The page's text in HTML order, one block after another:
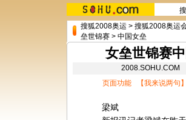
搜狐2008奥运 > 搜狐2008奥运
垒世锦赛 > 中国女垒
女垒世锦赛
页面功能 【我来说两句
梁斌